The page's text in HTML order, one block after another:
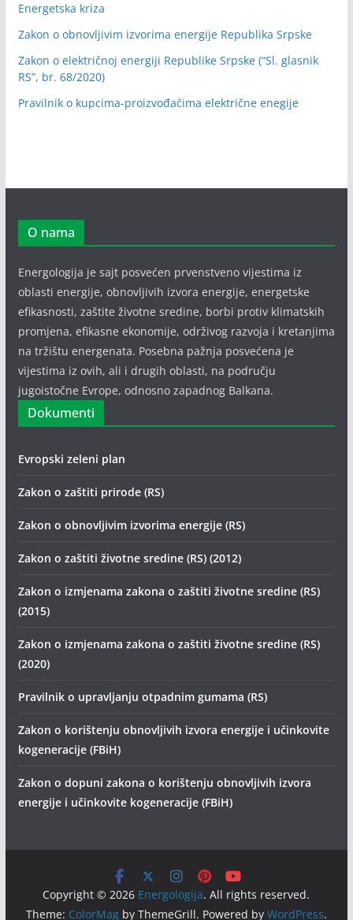
Energetska kriza
Zakon o obnovljivim izvorima energije Republika Srpske
Zakon o električnoj energiji Republike Srpske (“Sl. glasnik
RS”, br. 68/2020)
Pravilnik o kupcima-proizvođačima električne enegije
O nama
Energologija je sajt posvećen prvenstveno vijestima iz
oblasti energije, obnovljivih izvora energije, energetske
efikasnosti, zaštite životne sredine, borbi protiv klimatskih
promjena, efikasne ekonomije, održivog razvoja i kretanjima
na tržištu energenata. Posebna pažnja posvećena je
vijestima iz ovih, ali i drugih oblasti, na području
jugoistočne Evrope, odnosno zapadnog Balkana.
Dokumenti
Evropski zeleni plan
Zakon o zaštiti prirode (RS)
Zakon o obnovljivim izvorima energije (RS)
Zakon o zaštiti životne sredine (RS) (2012)
Zakon o izmjenama zakona o zaštiti životne sredine (RS)
(2015)
Zakon o izmjenama zakona o zaštiti životne sredine (RS)
(2020)
Pravilnik o upravljanju otpadnim gumama (RS)
Zakon o korištenju obnovljivih izvora energije i učinkovite
kogeneracije (FBiH)
Zakon o dopuni zakona o korištenju obnovljivih izvora
energije i učinkovite kogeneracije (FBiH)
Copyright © 2026 Energologija. All rights reserved.
Theme: ColorMagby ThemeGrill. Powered by WordPress.